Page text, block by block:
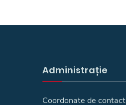
Administrație
Coordonate de contact